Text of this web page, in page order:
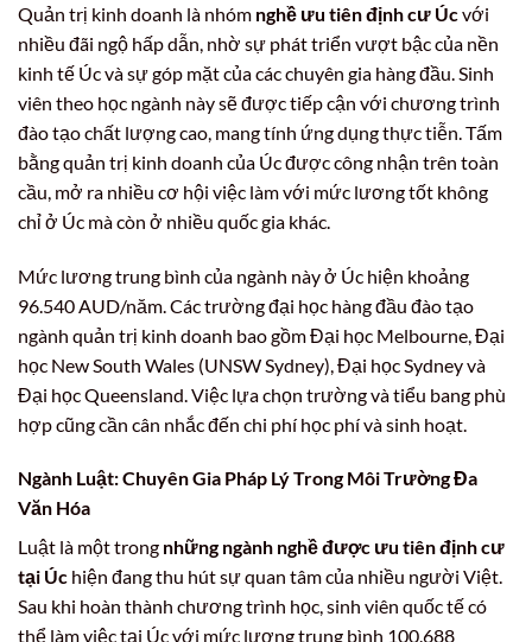
Quản trị kinh doanh là nhóm nghề ưu tiên định cư Úcvới
nhiều đãi ngộ hấp dẫn, nhờ sự phát triển vượt bậc của nền
kinh tế Úc và sự góp mặt của các chuyên gia hàng đầu. Sinh
viên theo học ngành này sẽ được tiếp cận với chương trình
đào tạo chất lượng cao, mang tính ứng dụng thực tiễn. Tấm
bằng quản trị kinh doanh của Úc được công nhận trên toàn
cầu, mở ra nhiều cơ hội việc làm với mức lương tốt không
chỉ ở Úc mà còn ở nhiều quốc gia khác.
Mức lương trung bình của ngành này ở Úc hiện khoảng
96.540 AUD/năm. Các trường đại học hàng đầu đào tạo
ngành quản trị kinh doanh bao gồm Đại học Melbourne, Đại
học New South Wales (UNSW Sydney), Đại học Sydney và
Đại học Queensland. Việc lựa chọn trường và tiểu bang phù
hợp cũng cần cân nhắc đến chi phí học phí và sinh hoạt.
Ngành Luật: Chuyên Gia Pháp Lý Trong Môi Trường Đa
Văn Hóa
Luật là một trong những ngành nghề được ưu tiên định cư
tại Úc hiện đang thu hút sự quan tâm của nhiều người Việt.
Sau khi hoàn thành chương trình học, sinh viên quốc tế có
thể làm việc tại Úc với mức lương trung bình 100.688